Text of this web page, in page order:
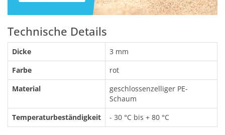
Technische Details
Dicke
3 mm
Farbe
rot
Material
geschlossenzelliger PE-
Schaum
Temperaturbeständigkeit
- 30 °C bis + 80 °C